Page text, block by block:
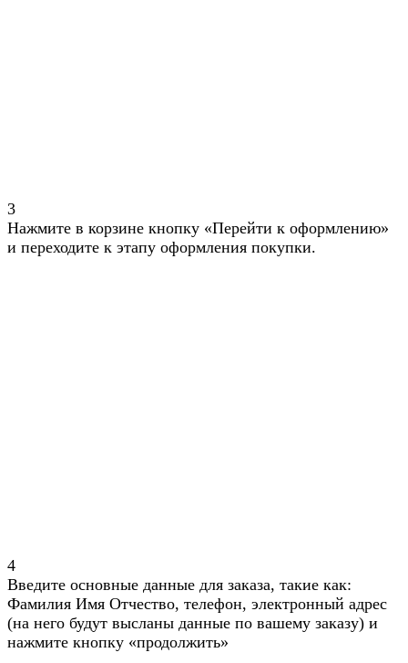
3
Нажмите в корзине кнопку «Перейти к оформлению»
и переходите к этапу оформления покупки.
4
Введите основные данные для заказа, такие как:
Фамилия Имя Отчество, телефон, электронный адрес
(на него будут высланы данные по вашему заказу) и
нажмите кнопку «продолжить»